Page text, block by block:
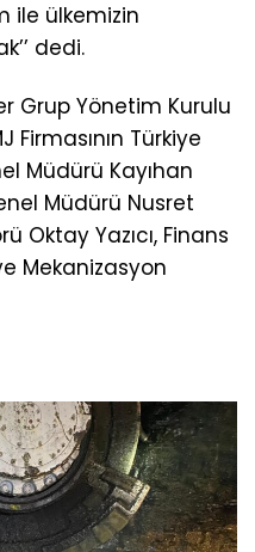
ile ülkemizin
dedi.
Grup Yönetim Kurulu
Firmasının Türkiye
Müdürü Kayıhan
Müdürü Nusret
Oktay Yazıcı, Finans
Mekanizasyon